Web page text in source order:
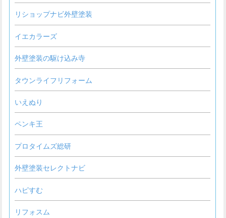
リショップナビ外壁塗装
イエカラーズ
外壁塗装の駆け込み寺
タウンライフリフォーム
いえぬり
ペンキ王
プロタイムズ総研
外壁塗装セレクトナビ
ハピすむ
リフォスム